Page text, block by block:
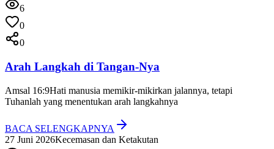
6
0
0
Arah Langkah di Tangan-Nya
Amsal 16:9Hati manusia memikir-mikirkan jalannya, tetapi
Tuhanlah yang menentukan arah langkahnya
BACA SELENGKAPNYA
27 Juni 2026Kecemasan dan Ketakutan